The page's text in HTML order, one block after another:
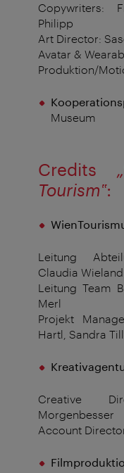
Copywriters:
Philipp
Art Director:
Avatar &
Produktion/
Museum
Credits
Tourism‟:
Leitung
Claudia Wieland
Leitung Team
Merl
Projekt
Hartl, Sandra
Creative
Morgenbesser
Account